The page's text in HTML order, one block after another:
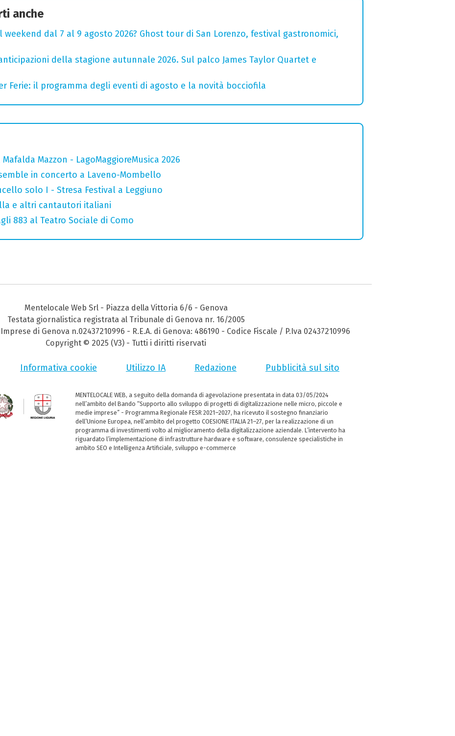
anche
weekend dal 7 al 9 agosto 2026? Ghost tour di San Lorenzo, festival gastronomici,
della stagione autunnale 2026. Sul palco James Taylor Quartet e
Ferie: il programma degli eventi di agosto e la novità bocciofila
Mazzon - LagoMaggioreMusica 2026
in concerto a Laveno-Mombello
solo I - Stresa Festival a Leggiuno
e altri cantautori italiani
883 al Teatro Sociale di Como
Mentelocale Web Srl - Piazza della Vittoria 6/6 - Genova
Testata giornalistica registrata al Tribunale di Genova nr. 16/2005
di Genova n.02437210996 - R.E.A. di Genova: 486190 - Codice Fiscale / P.Iva 02437210996
Copyright © 2025 (V3) - Tutti i diritti riservati
Informativa cookie Utilizzo IA Redazione Pubblicità sul sito
MENTELOCALE WEB, a seguito della domanda di agevolazione presentata in data 03/05/2024
nell’ambito del Bando “Supporto allo sviluppo di progetti di digitalizzazione nelle micro, piccole e
medie imprese” - Programma Regionale FESR 2021–2027, ha ricevuto il sostegno finanziario
dell’Unione Europea, nell’ambito del progetto COESIONE ITALIA 21–27, per la realizzazione di un
programma di investimenti volto al miglioramento della digitalizzazione aziendale. L’intervento ha
riguardato l’implementazione di infrastrutture hardware e software, consulenze specialistiche in
ambito SEO e Intelligenza Artificiale, sviluppo e-commerce